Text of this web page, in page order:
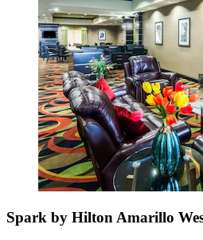
Spark by Hilton Amarillo